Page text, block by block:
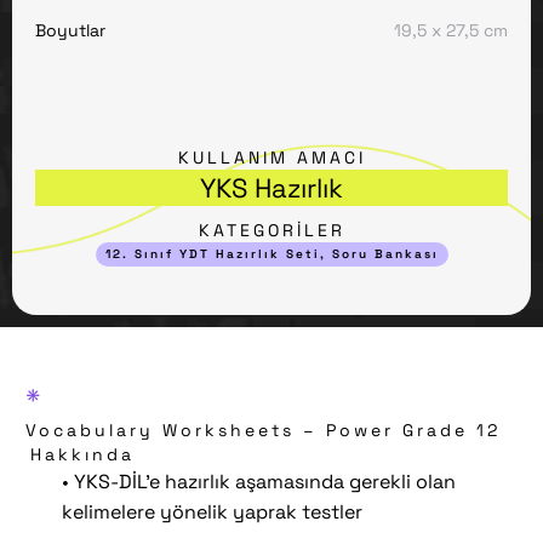
Boyutlar
19,5 x 27,5 cm
KULLANIM AMACI
YKS Hazırlık
KATEGORİLER
12. Sınıf YDT Hazırlık Seti , Soru Bankası
*
Vocabulary Worksheets – Power Grade 12
Hakkında
• YKS-DİL’e hazırlık aşamasında gerekli olan
kelimelere yönelik yaprak testler